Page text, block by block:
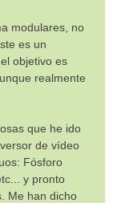
modulares, no
es un
objetivo es
realmente
que he ido
de vídeo
Fósforo
y pronto
Me han dicho